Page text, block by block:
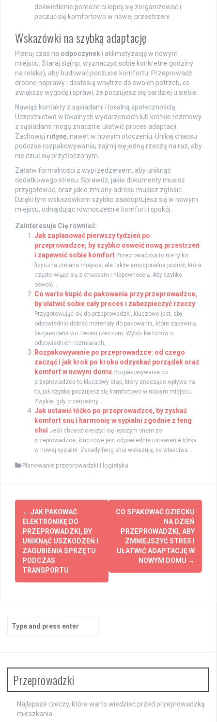
doświetlenie pomoże ci lepiej się zorganizować i
poczuć się komfortowo w nowej przestrzeni.
Wskazówki na szybką adaptację
Planuj czas na odpoczynek i aklimatyzację w nowym
miejscu. Staraj się(np. wyznaczyć sobie konkretne godziny
na relaks), aby budować poczucie komfortu. Przeprowadź
drobne naprawy i dostosuj wnętrze do swoich potrzeb, co
zwiększy wygodę i sprawi, że poczujesz się bardziej u siebie.
Nawiąż kontakty z sąsiadami i lokalną społecznością.
Uczestnictwo w lokalnych wydarzeniach lub krótkie rozmowy
z sąsiadami mogą znacznie ułatwić proces adaptacji.
Zachowuj rutynę, nawet w nowym otoczeniu. Unikaj chaosu
podczas rozpakowywania, zajmij się jedną rzeczą na raz, aby
nie czuć się przytłoczonym.
Załatw formalności z wyprzedzeniem, aby uniknąć
dodatkowego stresu. Sprawdź, jakie dokumenty musisz
przygotować, oraz jakie zmiany adresu musisz zgłosić.
Dzięki tym wskazówkom szybko zaadoptujesz się w nowym
miejscu, odnajdując równocześnie komfort i spokój.
Zainteresuje Cię również:
Jak zaplanować pierwszy tydzień po
przeprowadzce, by szybko oswoić nową przestrzeń
i zapewnić sobie komfort Przeprowadzka to nie tylko
fizyczna zmiana miejsca, ale także emocjonalna podróż, która
często wiąże się z chaosem i niepewnością. Aby szybko
oswoić...
Co warto kupić do pakowania przy przeprowadzce,
by ułatwić sobie cały proces i zabezpieczyć rzeczy
Przygotowując się do przeprowadzki, kluczowe jest, aby
odpowiednio dobrać materiały do pakowania, które zapewnią
bezpieczeństwo Twoim rzeczom. Wybór kartonów o
odpowiednich rozmiarach,...
Rozpakowywanie po przeprowadzce: od czego
zacząć i jak krok po kroku odzyskać porządek oraz
komfort w nowym domu Rozpakowywanie po
przeprowadzce to kluczowy etap, który znacząco wpływa na
to, jak szybko poczujesz się komfortowo w nowym miejscu.
Zwykle, gdy przenosimy...
Jak ustawić łóżko po przeprowadzce, by zyskać
komfort snu i harmonię w sypialni zgodnie z feng
shui Jeśli chcesz cieszyć się lepszym snem po
przeprowadzce, kluczowe jest odpowiednie ustawienie łóżka
w nowej sypialni. Zasady feng shui wskazują, że właściwa...
Planowanie przeprowadzki i logistyka
Post
navigation
← JAK PAKOWAĆ
ELEKTRONIKĘ DO
PRZEPROWADZKI, BY
UNIKNĄĆ USZKODZEŃ I
ZAGUBIENIA SPRZĘTU
PODCZAS
TRANSPORTU
CO SPAKOWAĆ DZIECKU
NA DZIEŃ
PRZEPROWADZKI, ABY
ZMNIEJSZYĆ STRES I
UŁATWIĆ ADAPTACJĘ W
NOWYM DOMU →
Search
for:
Przeprowadzki
Najlepsze rzeczy, które warto wiedzieć przed przeprowadzką
mieszkania